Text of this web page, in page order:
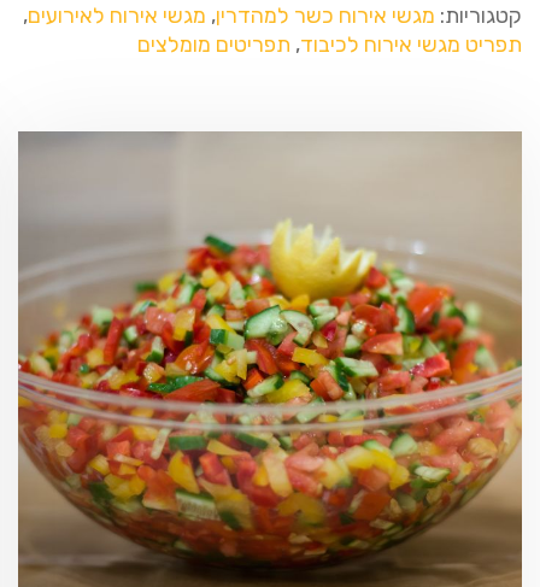
קטגוריות: מגשי אירוח כשר למהדרין, מגשי אירוח לאירועים,
תפריט מגשי אירוח לכיבוד, תפריטים מומלצים